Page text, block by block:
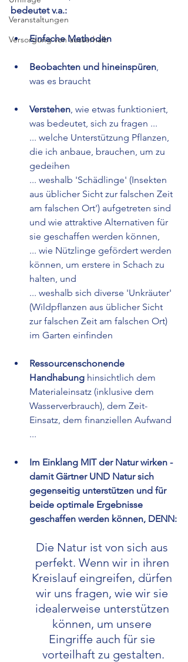
Veranstaltungen
Versorgung von ausserhalb
bedeutet v.a.:
Einfache Methoden
Beobachten und hineinspüren,
was es braucht
Verstehen, wie etwas funktioniert,
was bedeutet, sich zu fragen ...
... welche Unterstützung Pflanzen,
die ich anbaue, brauchen, um zu
gedeihen
... weshalb 'Schädlinge' (Insekten
aus üblicher Sicht zur falschen Zeit
am falschen Ort') aufgetreten sind
und wie attraktive Alternativen für
sie geschaffen werden können,
... wie Nützlinge gefördert werden
können, um erstere in Schach zu
halten, und
... weshalb sich diverse 'Unkräuter'
(Wildpflanzen aus üblicher Sicht
zur falschen Zeit am falschen Ort)
im Garten einfinden
Ressourcenschonende
Handhabung hinsichtlich dem
Materialeinsatz (inklusive dem
Wasserverbrauch), dem Zeit-
Einsatz, dem finanziellen Aufwand
...
Im Einklang MIT der Natur wirken -
damit Gärtner UND Natur sich
gegenseitig unterstützen und für
beide optimale Ergebnisse
geschaffen werden können, DENN:
Die Natur ist von sich aus
perfekt. Wenn wir in ihren
Kreislauf eingreifen, dürfen
wir uns fragen, wie wir sie
idealerweise unterstützen
können, um unsere
Eingriffe auch für sie
vorteilhaft zu gestalten.